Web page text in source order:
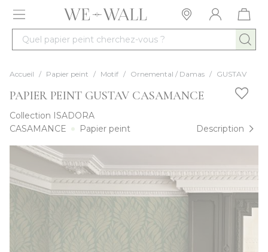
Allez au contenu
Quel papier peint cherchez-vous ?
Accueil / Papier peint / Motif / Ornemental / Damas / GUSTAV
PAPIER PEINT GUSTAV CASAMANCE
Collection ISADORA
CASAMANCE
Papier peint Description